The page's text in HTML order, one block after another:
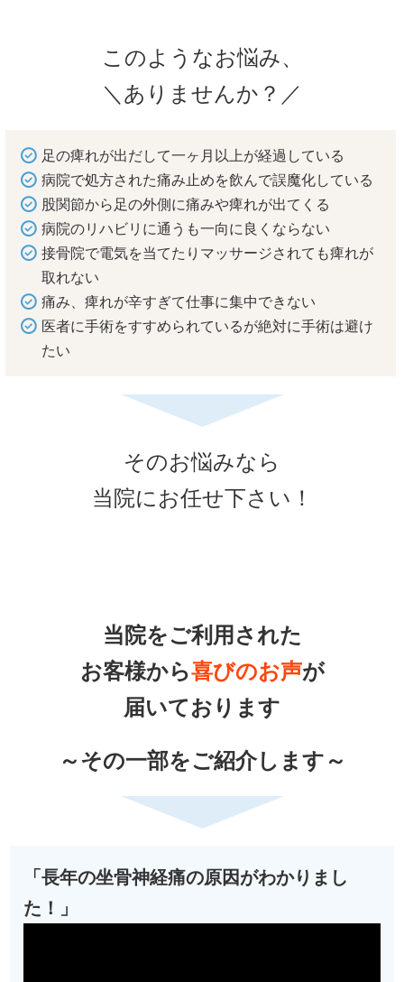
このようなお悩み、
＼ありませんか？／
足の痺れが出だして一ヶ月以上が経過している
病院で処方された痛み止めを飲んで誤魔化している
股関節から足の外側に痛みや痺れが出てくる
病院のリハビリに通うも一向に良くならない
接骨院で電気を当てたりマッサージされても痺れが
取れない
痛み、痺れが辛すぎて仕事に集中できない
医者に手術をすすめられているが絶対に手術は避け
たい
そのお悩みなら
当院にお任せ下さい！
当院をご利用された
お客様から喜びのお声が
届いております
～その一部をご紹介します～
「長年の坐骨神経痛の原因がわかりまし
た！」